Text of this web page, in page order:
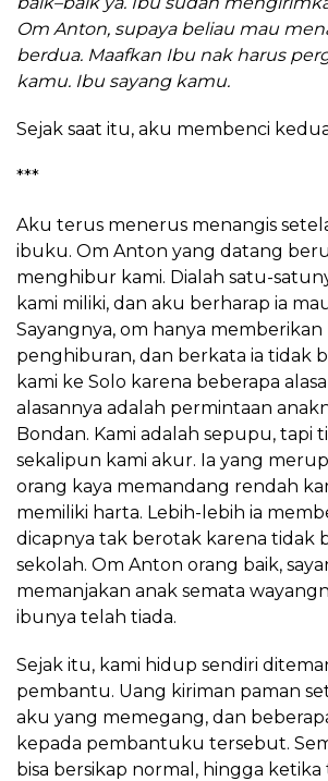
Om Anton, supaya beliau mau
berdua. Maafkan Ibu nak harus
kamu. Ibu sayang kamu.
Sejak saat itu, aku membenci
***
Aku terus menerus menangis
ibuku. Om Anton yang datang
menghibur kami. Dialah satu-
kami miliki, dan aku berharap ia
Sayangnya, om hanya
penghiburan, dan berkata ia tidak
kami ke Solo karena beberapa
alasannya adalah permintaan
Bondan. Kami adalah sepupu, tapi
sekalipun kami akur. Ia yang
orang kaya memandang rendah
memiliki harta. Lebih-lebih ia
dicapnya tak berotak karena tidak
sekolah. Om Anton orang baik,
memanjakan anak semata
ibunya telah tiada.
Sejak itu, kami hidup sendiri
pembantu. Uang kiriman paman
aku yang memegang, dan
kepada pembantuku tersebut.
bisa bersikap normal, hingga